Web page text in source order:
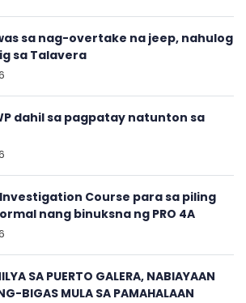
sa nag-overtake na jeep, nahulog
sa Talavera
dahil sa pagpatay natunton sa
Course para sa piling
nang binuksna ng PRO 4A
SA PUERTO GALERA, NABIAYAAN
BIGAS MULA SA PAMAHALAAN